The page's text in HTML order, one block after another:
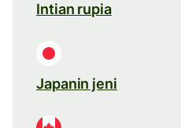
Intian rupia
Japanin jeni